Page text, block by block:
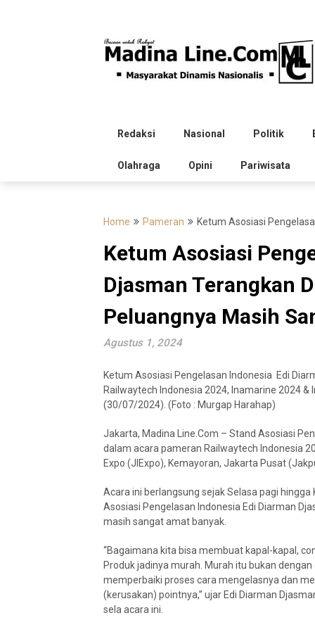
Redaksi Nasional Politik
Olahraga Opini Pariwisata
Home Pameran Ketum Asosiasi
Ketum Asosiasi
Djasman Terangkan
Peluangnya Masih
Agustus 1, 2024
Ketum Asosiasi Pengelasan Indonesia Edi
Railwaytech Indonesia 2024, Inamarine 2024
(30/07/2024). (Foto : Murgap Harahap)
Jakarta, Madina Line.Com – Stand Asosiasi
dalam acara pameran Railwaytech Indonesia
Expo (JIExpo), Kemayoran, Jakarta Pusat
Acara ini berlangsung sejak Selasa pagi
Asosiasi Pengelasan Indonesia Edi Diarman
masih sangat amat banyak.
“Bagaimana kita bisa membuat kapal-kapal,
Produk jadinya murah. Murah itu bukan
memperbaiki proses cara mengelasnya dan
(kerusakan) pointnya,” ujar Edi Diarman
sela acara ini.